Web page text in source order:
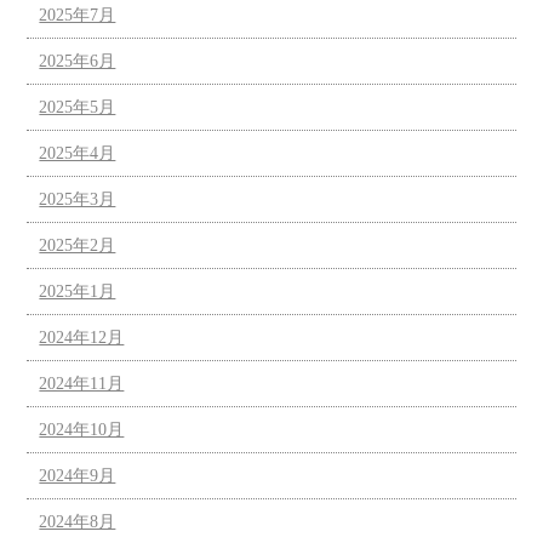
2025年7月
2025年6月
2025年5月
2025年4月
2025年3月
2025年2月
2025年1月
2024年12月
2024年11月
2024年10月
2024年9月
2024年8月